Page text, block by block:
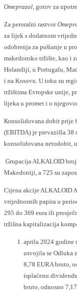
Omeprazol, gotov za
Za peroralni rastvor
za lijek s dodatnom
odobrenja za puštanje u
makedonsko tržište, kao i
Holandiji, u Portugalu,
i na Kosovu. U toku su
tržištima Evropske unije,
lijeka u promet i o
Коnsolidovana dobit prije
(EBITDA) je prevazišla
konsolidovana netodobit,
Grupacija ALKALOID
Makedoniji, a 725 su
Cijena akcije ALKALOID
vrijednosnih papira u
295 do 369 eura ili
tržišna kapitalizacija
aprila 2024 godine
usvojila se Odluka
8,78 EURA bruto,
isplaćenu
bruto, odnosno